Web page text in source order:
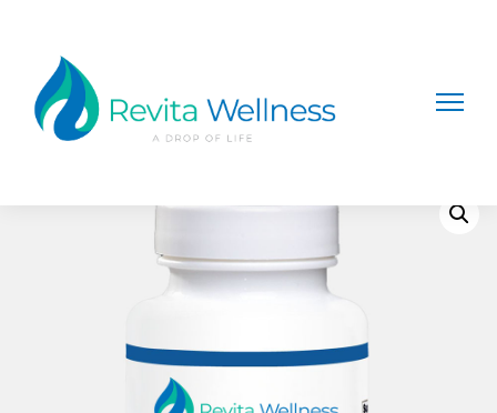
Home/ Suplementos y Vitaminas/ Joint Health Support
(60 Capsules)